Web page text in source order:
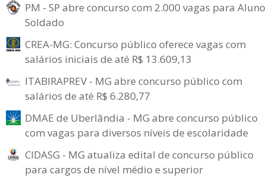
PM - SP abre concurso com 2.000 vagas para
Soldado
CREA-MG: Concurso público oferece vagas com
salários iniciais de até R$ 13.609,13
ITABIRAPREV - MG abre concurso público com
salários de até R$ 6.280,77
DMAE de Uberlândia - MG abre concurso público
com vagas para diversos níveis de escolaridade
CIDASG - MG atualiza edital de concurso público
para cargos de nível médio e superior